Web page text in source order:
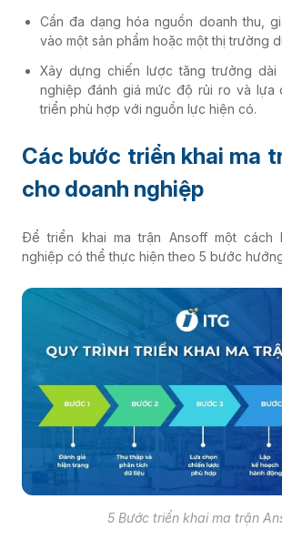
Cần đa dạng hóa nguồn doanh thu,
vào một sản phẩm hoặc một thị trường
Xây dựng chiến lược tăng trưởng dài
nghiệp đánh giá mức độ rủi ro và lựa
triển phù hợp với nguồn lực hiện có.
Các bước triển khai ma
cho doanh nghiệp
Để triển khai ma trận Ansoff một cách
nghiệp có thể thực hiện theo 5 bước
5 Bước triển khai ma trận